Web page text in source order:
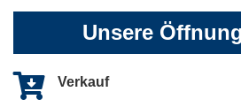
Unsere
Verkauf